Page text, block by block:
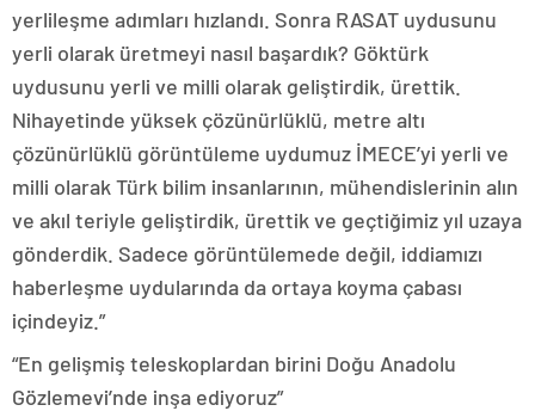
yerlileşme adımları hızlandı. Sonra RASAT uydusunu
yerli olarak üretmeyi nasıl başardık? Göktürk
uydusunu yerli ve milli olarak geliştirdik, ürettik.
Nihayetinde yüksek çözünürlüklü, metre altı
çözünürlüklü görüntüleme uydumuz İMECE’yi yerli ve
milli olarak Türk bilim insanlarının, mühendislerinin alın
ve akıl teriyle geliştirdik, ürettik ve geçtiğimiz yıl uzaya
gönderdik. Sadece görüntülemede değil, iddiamızı
haberleşme uydularında da ortaya koyma çabası
içindeyiz.”
“En gelişmiş teleskoplardan birini Doğu Anadolu
Gözlemevi’nde inşa ediyoruz”